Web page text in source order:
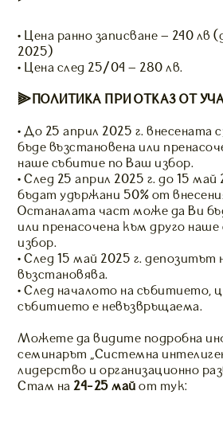
• Цена ранно записване – 240 лв
2025)
• Цена след 25/04 – 280 лв.
⫸ПОЛИТИКА ПРИ ОТКАЗ ОТ
• До 25 април 2025 г. внесената
бъде възстановена или
наше събитие по Ваш избор.
• След 25 април 2025 г. до 15 май
бъдат удържани 50% от
Останалата част може да Ви
или пренасочена към друго
избор.
• След 15 май 2025 г. депозитът
възстановява.
• След началото на събитието,
събитието е невъзвръщаема.
Можете да видите подробна
семинарът “Системна
лидерство и организационно
Стам на24-25 май от тук: